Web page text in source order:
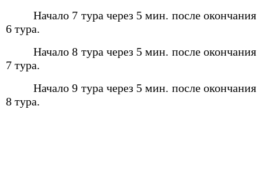
Начало 7 тура через 5 мин. после окончания
6 тура.
Начало 8 тура через 5 мин. после окончания
7 тура.
Начало 9 тура через 5 мин. после окончания
8 тура.